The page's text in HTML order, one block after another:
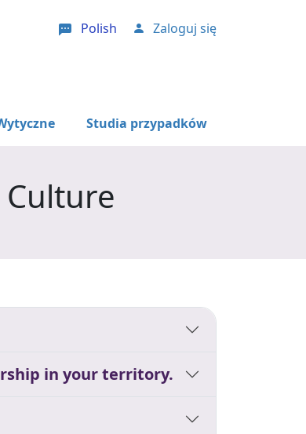
Polish User account menu
Zaloguj się
Studia przypadków
in your territory.